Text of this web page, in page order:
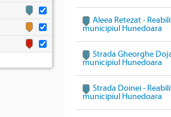
Aleea Retezat -
municipiul Hunedoara
Strada Gheorghe
municipiul Hunedoara
Strada Doinei -
municipiul Hunedoara